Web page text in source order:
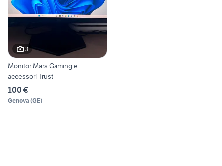
3
Monitor Mars Gaming e
accessori Trust
100 €
Genova (GE)